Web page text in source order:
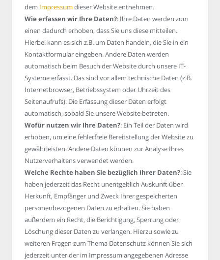
dem Impressum dieser Website entnehmen.
Wie erfassen wir Ihre Daten?: Ihre Daten werden zum
einen dadurch erhoben, dass Sie uns diese mitteilen.
Hierbei kann es sich z.B. um Daten handeln, die Sie in ein
Kontaktformular eingeben. Andere Daten werden
automatisch beim Besuch der Website durch unsere IT-
Systeme erfasst. Das sind vor allem technische Daten (z.B.
Internetbrowser, Betriebssystem oder Uhrzeit des
Seitenaufrufs). Die Erfassung dieser Daten erfolgt
automatisch, sobald Sie unsere Website betreten.
Wofür nutzen wir Ihre Daten?: Ein Teil der Daten wird
erhoben, um eine fehlerfreie Bereitstellung der Website zu
gewährleisten. Andere Daten können zur Analyse Ihres
Nutzerverhaltens verwendet werden.
Welche Rechte haben Sie bezüglich Ihrer Daten?: Sie
haben jederzeit das Recht unentgeltlich Auskunft über
Herkunft, Empfänger und Zweck Ihrer gespeicherten
personenbezogenen Daten zu erhalten. Sie haben
außerdem ein Recht, die Berichtigung, Sperrung oder
Löschung dieser Daten zu verlangen. Hierzu sowie zu
weiteren Fragen zum Thema Datenschutz können Sie sich
jederzeit unter der im Impressum angegebenen Adresse